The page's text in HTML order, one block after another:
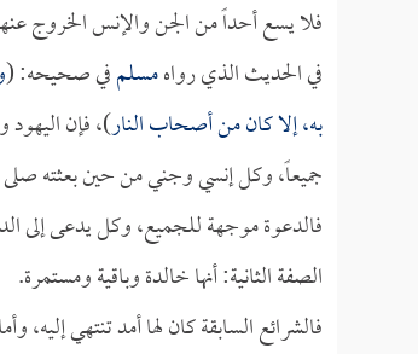
فلا يسع أحداً من الجن والإنس الخروج
في الحديث الذي رواهمسلمفي صحيحه: (
به، إلا كان من أصحاب النار)، فإن
جميعاً، وكل إنسي وجني من حين بعثته صلى
فالدعوة موجهة للجميع، وكل يدعى إلى
الصفة الثانية: أنها خالدة وباقية ومستمرة.
فالشرائع السابقة كان لها أمد تنتهي إليه،